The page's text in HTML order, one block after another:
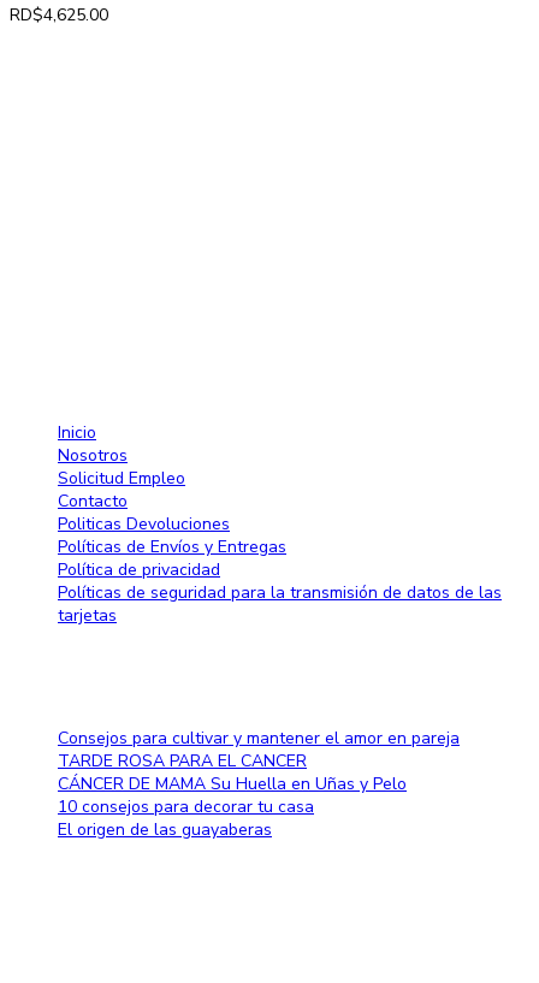
RD$4,625.00
Inicio
Nosotros
Solicitud Empleo
Contacto
Politicas Devoluciones
Políticas de Envíos y Entregas
Política de privacidad
Políticas de seguridad para la transmisión de datos de las
tarjetas
Consejos para cultivar y mantener el amor en pareja
TARDE ROSA PARA EL CANCER
CÁNCER DE MAMA Su Huella en Uñas y Pelo
10 consejos para decorar tu casa
El origen de las guayaberas